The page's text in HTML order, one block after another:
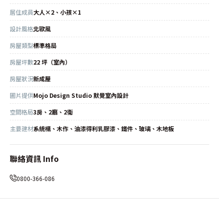
居住成員大人×2、小孩×1
設計風格北歐風
房屋類型標準格局
房屋坪數22 坪（室內）
房屋狀況新成屋
圖片提供Mojo Design Studio 默覺室內設計
空間格局3房、2廳、2衛
主要建材系統櫃、木作、油漆得利乳膠漆、鐵件、玻璃、木地板
聯絡資訊 Info
0800-366-086